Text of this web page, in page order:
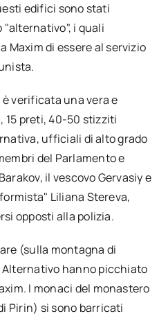
edifici sono stati
i quali
Maxim di essere al servizio
verificata una vera e
15 preti, 40-50 stizziti
ufficiali di alto grado
del Parlamento e
il vescovo Gervasiy e
Liliana Stereva,
opposti alla polizia.
(sulla montagna di
Alternativo hanno picchiato
I monaci del monastero
Pirin) si sono barricati